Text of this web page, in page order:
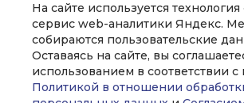
На сайте используется технология
сервис web-аналитики Яндекс.
собираются пользовательские
Оставаясь на сайте, вы
использованием в соответствии
Политикой в отношении
г. Москва, ул.